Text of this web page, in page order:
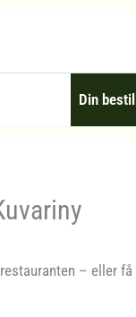
Din
– eller